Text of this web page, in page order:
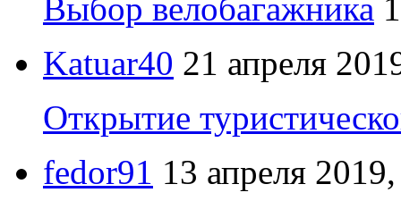
Выбор велобагажника
Katuar40 21 апреля
Открытие
fedor91 13 апреля